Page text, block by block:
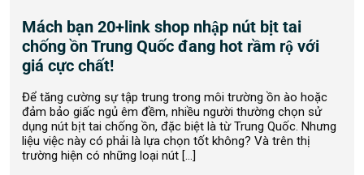
Mách bạn 20+link shop nhập nút bịt tai
chống ồn Trung Quốc đang hot rầm rộ với
giá cực chất!
Để tăng cường sự tập trung trong môi trường ồn ào hoặc
đảm bảo giấc ngủ êm đềm, nhiều người thường chọn sử
dụng nút bịt tai chống ồn, đặc biệt là từ Trung Quốc. Nhưng
liệu việc này có phải là lựa chọn tốt không? Và trên thị
trường hiện có những loại nút […]